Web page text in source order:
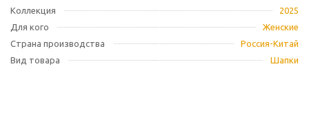
Коллекция
2025
Для кого
Женские
Страна производства
Россия-Китай
Вид товара
Шапки